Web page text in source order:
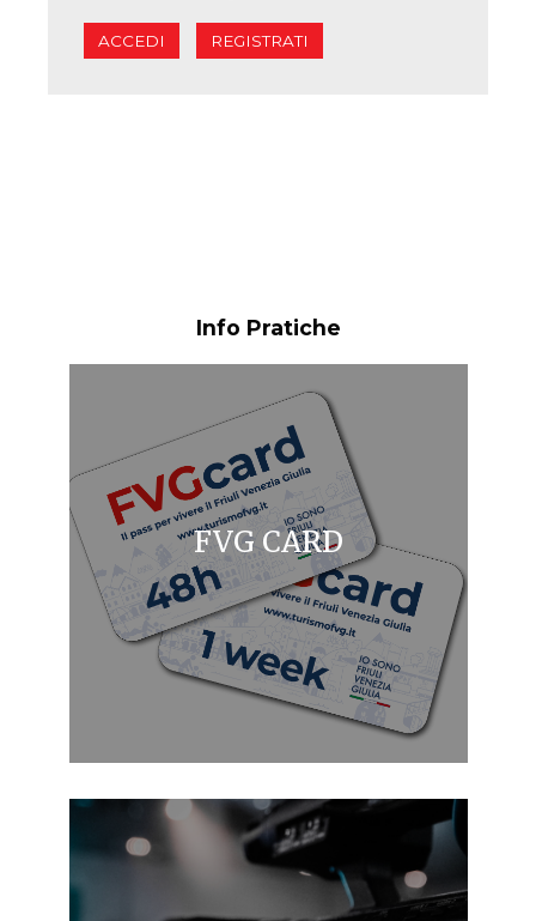
ACCEDI REGISTRATI
Info Pratiche
FVG CARD